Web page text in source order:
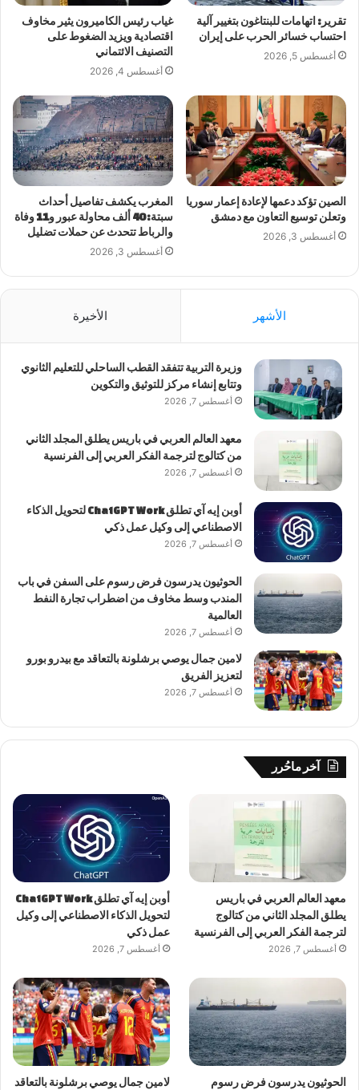
تقرير: اتهامات للبنتاغون بتغيير آلية
احتساب خسائر الحرب على إيران
أغسطس 5, 2026
غياب رئيس الكاميرون يثير مخاوف
اقتصادية ويزيد الضغوط على
التصنيف الائتماني
أغسطس 4, 2026
الصين تؤكد دعمها لإعادة إعمار سوريا
وتعلن توسيع التعاون مع دمشق
أغسطس 3, 2026
المغرب يكشف تفاصيل أحداث
سبتة: 40 ألف محاولة عبور و11 وفاة
والرباط تتحدث عن حملات تضليل
أغسطس 3, 2026
الأشهر الأخيرة
وزيرة التربية تتفقد القطب الساحلي للتعليم الثانوي
وتتابع إنشاء مركز للتوثيق والتكوين
أغسطس 7, 2026
معهد العالم العربي في باريس يطلق المجلد الثاني
من كتالوج لترجمة الفكر العربي إلى الفرنسية
أغسطس 7, 2026
أوبن إيه آي تطلق ChatGPT Work لتحويل الذكاء
الاصطناعي إلى وكيل عمل ذكي
أغسطس 7, 2026
الحوثيون يدرسون فرض رسوم على السفن في باب
المندب وسط مخاوف من اضطراب تجارة النفط
العالمية
أغسطس 7, 2026
لامين جمال يوصي برشلونة بالتعاقد مع بيدرو بورو
لتعزيز الفريق
أغسطس 7, 2026
آخر ماحُرر
معهد العالم العربي في باريس
يطلق المجلد الثاني من كتالوج
لترجمة الفكر العربي إلى الفرنسية
أغسطس 7, 2026
أوبن إيه آي تطلق ChatGPT Work
لتحويل الذكاء الاصطناعي إلى وكيل
عمل ذكي
أغسطس 7, 2026
الحوثيون يدرسون فرض رسوم لامين جمال يوصي برشلونة بالتعاقد